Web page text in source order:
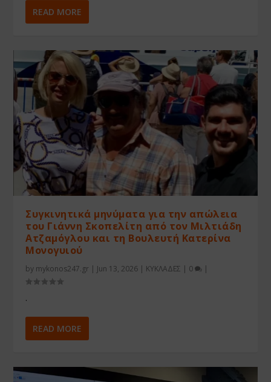
READ MORE
Συγκινητικά μηνύματα για την απώλεια
του Γιάννη Σκοπελίτη από τον Μιλτιάδη
Ατζαμόγλου και τη Βουλευτή Κατερίνα
Μονογυιού
by mykonos247.gr | Jun 13, 2026 | ΚΥΚΛΑΔΕΣ | 0 |
.
READ MORE